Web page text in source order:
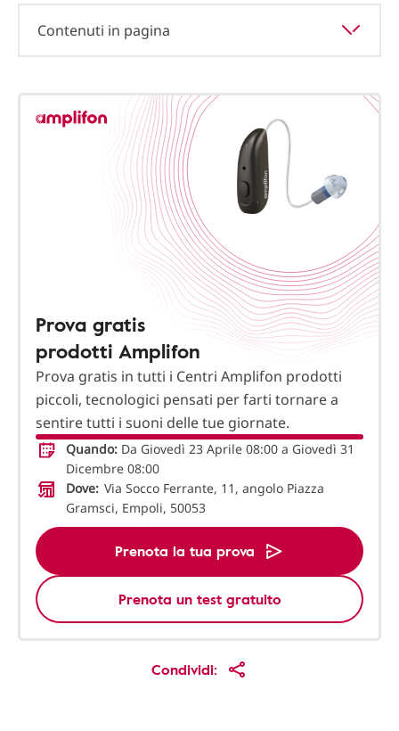
Contenuti in pagina
Prova gratis
prodotti Amplifon
Prova gratis in tutti i Centri Amplifon prodotti
piccoli, tecnologici pensati per farti tornare a
sentire tutti i suoni delle tue giornate.
Quando: Da Giovedì 23 Aprile 08:00 a Giovedì 31
Dicembre 08:00
Dove: Via Socco Ferrante, 11, angolo Piazza
Gramsci, Empoli, 50053
Prenota la tua prova
Prenota un test gratuito
Condividi: